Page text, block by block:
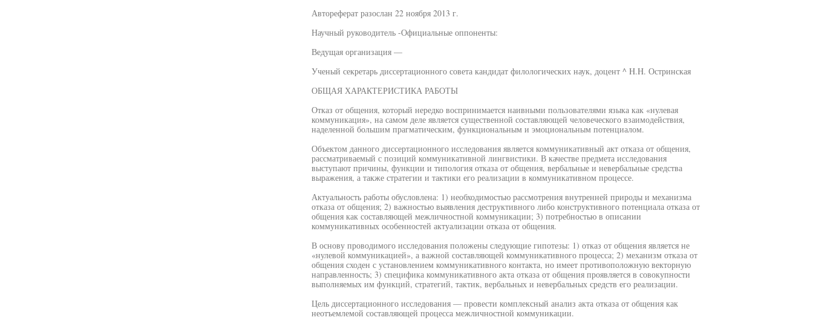
Автореферат разослан 22 ноября 2013 г.
Научный руководитель -Официальные оппоненты:
Ведущая организация —
Ученый секретарь диссертационного совета кандидат филологических наук, доцент ^ H.H. Остринская
ОБЩАЯ ХАРАКТЕРИСТИКА РАБОТЫ
Отказ от общения, который нередко воспринимается наивными пользователями языка как «нулевая
коммуникация», на самом деле является существенной составляющей человеческого взаимодействия,
наделенной большим прагматическим, функциональным и эмоциональным потенциалом.
Объектом данного диссертационного исследования является коммуникативный акт отказа от общения,
рассматриваемый с позиций коммуникативной лингвистики. В качестве предмета исследования
выступают причины, функции и типология отказа от общения, вербальные и невербальные средства
выражения, а также стратегии и тактики его реализации в коммуникативном процессе.
Актуальность работы обусловлена: 1) необходимостью рассмотрения внутренней природы и механизма
отказа от общения; 2) важностью выявления деструктивного либо конструктивного потенциала отказа от
общения как составляющей межличностной коммуникации; 3) потребностью в описании
коммуникативных особенностей актуализации отказа от общения.
В основу проводимого исследования положены следующие гипотезы: 1) отказ от общения является не
«нулевой коммуникацией», а важной составляющей коммуникативного процесса; 2) механизм отказа от
общения сходен с установлением коммуникативного контакта, но имеет противоположную векторную
направленность; 3) специфика коммуникативного акта отказа от общения проявляется в совокупности
выполняемых им функций, стратегий, тактик, вербальных и невербальных средств его реализации.
Цель диссертационного исследования — провести комплексный анализ акта отказа от общения как
неотъемлемой составляющей процесса межличностной коммуникации.